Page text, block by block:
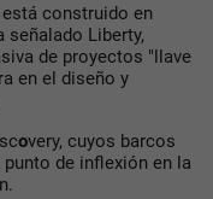
construido en
señalado Liberty,
de proyectos "llave
en el diseño y
overy, cuyos barcos
de inflexión en la